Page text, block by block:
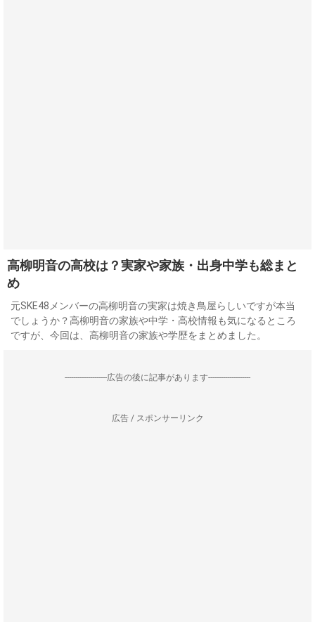
高柳明音の高校は？実家や家族・出身中学も総まと
め
元SKE48メンバーの高柳明音の実家は焼き鳥屋らしいですが本当
でしょうか？高柳明音の家族や中学・高校情報も気になるところ
ですが、今回は、高柳明音の家族や学歴をまとめました。
--------------------広告の後に記事があります--------------------
広告 / スポンサーリンク